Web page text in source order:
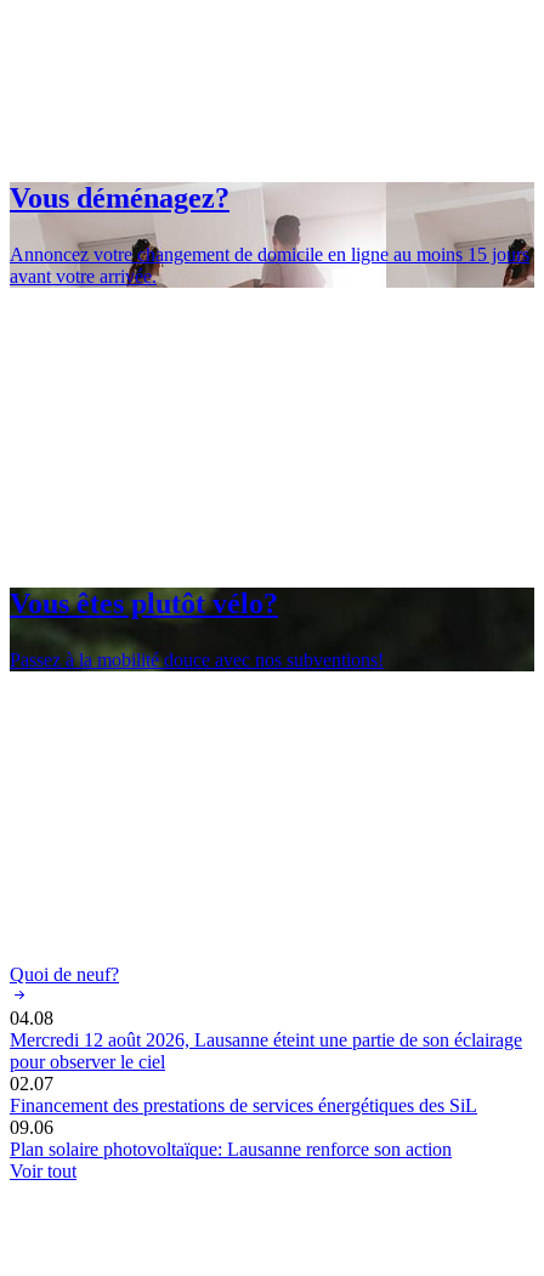
Vous déménagez?
Annoncez votre changement de domicile en ligne au moins 15 jours
avant votre arrivée.
Vous êtes plutôt vélo?
Passez à la mobilité douce avec nos subventions!
Quoi de neuf?
04.08
Mercredi 12 août 2026, Lausanne éteint une partie de son éclairage
pour observer le ciel
02.07
Financement des prestations de services énergétiques des SiL
09.06
Plan solaire photovoltaïque: Lausanne renforce son action
Voir tout